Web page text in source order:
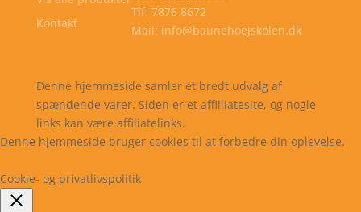
Kontakt
Tlf: 7876 8672
Mail: info@baunehoejskolen.dk
Denne hjemmeside samler et bredt udvalg af
spændende varer. Siden er et affiiliatesite, og nogle
links kan være affiliatelinks.
Denne hjemmeside bruger cookies til at forbedre din oplevelse.
Cookie- og privatlivspolitik